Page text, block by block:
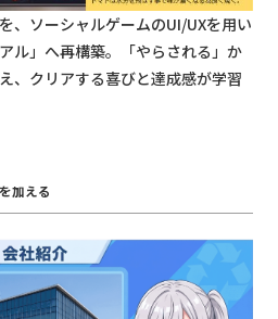
、ソーシャルゲームのUI/UXを用い
ル」へ再構築。「やらされる」か
、クリアする喜びと達成感が学習
加える